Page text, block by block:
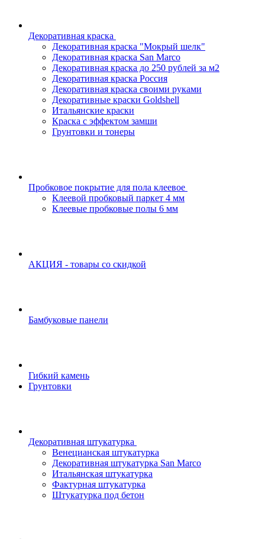
Декоративная краска
Декоративная краска "Мокрый шелк"
Декоративная краска San Marco
Декоративная краска до 250 рублей за м2
Декоративная краска Россия
Декоративная краска своими руками
Декоративные краски Goldshell
Итальянские краски
Краска с эффектом замши
Грунтовки и тонеры
Пробковое покрытие для пола клеевое
Клеевой пробковый паркет 4 мм
Клеевые пробковые полы 6 мм
АКЦИЯ - товары со скидкой
Бамбуковые панели
Гибкий камень
Грунтовки
Декоративная штукатурка
Венецианская штукатурка
Декоративная штукатурка San Marco
Итальянская штукатурка
Фактурная штукатурка
Штукатурка под бетон